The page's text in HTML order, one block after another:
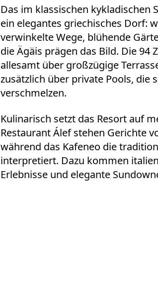
Das im klassischen kykladischen
ein elegantes griechisches Dorf:
verwinkelte Wege, blühende
die Ägäis prägen das Bild. Die 94
allesamt über großzügige
zusätzlich über private Pools, die
verschmelzen.
Kulinarisch setzt das Resort auf
Restaurant Álef stehen Gerichte
während das Kafeneo die
interpretiert. Dazu kommen
Erlebnisse und elegante